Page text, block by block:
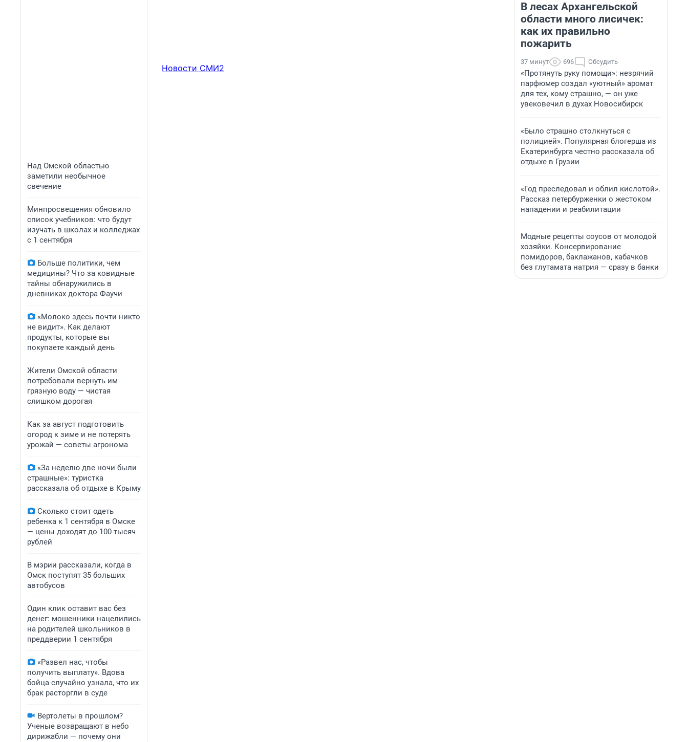
Над Омской областью
заметили необычное
свечение
Минпросвещения обновило
список учебников: что будут
изучать в школах и колледжах
с 1 сентября
Больше политики, чем
медицины? Что за ковидные
тайны обнаружились в
дневниках доктора Фаучи
«Молоко здесь почти никто
не видит». Как делают
продукты, которые вы
покупаете каждый день
Жители Омской области
потребовали вернуть им
грязную воду — чистая
слишком дорогая
Как за август подготовить
огород к зиме и не потерять
урожай — советы агронома
«За неделю две ночи были
страшные»: туристка
рассказала об отдыхе в Крыму
Сколько стоит одеть
ребенка к 1 сентября в Омске
— цены доходят до 100 тысяч
рублей
В мэрии рассказали, когда в
Омск поступят 35 больших
автобусов
Один клик оставит вас без
денег: мошенники нацелились
на родителей школьников в
преддверии 1 сентября
«Развел нас, чтобы
получить выплату». Вдова
бойца случайно узнала, что их
брак расторгли в суде
Вертолеты в прошлом?
Ученые возвращают в небо
дирижабли — почему они
Новости СМИ2
В лесах Архангельской
области много лисичек:
как их правильно
пожарить
37 минут 696 Обсудить
«Протянуть руку помощи»: незрячий
парфюмер создал «уютный» аромат
для тех, кому страшно, — он уже
увековечил в духах Новосибирск
«Было страшно столкнуться с
полицией». Популярная блогерша из
Екатеринбурга честно рассказала об
отдыхе в Грузии
«Год преследовал и облил кислотой».
Рассказ петербурженки о жестоком
нападении и реабилитации
Модные рецепты соусов от молодой
хозяйки. Консервирование
помидоров, баклажанов, кабачков
без глутамата натрия — сразу в банки